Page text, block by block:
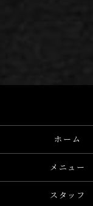
ホーム
メニュー
スタッフ